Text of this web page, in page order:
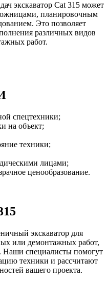
экскаватор Cat 315 может
планировочным
Это позволяет
различных видов
работ.
спецтехники;
на объект;
техники;
лицами;
ценообразование.
экскаватор для
или демонтажных работ,
Наши специалисты помогут
техники и рассчитают
вашего проекта.